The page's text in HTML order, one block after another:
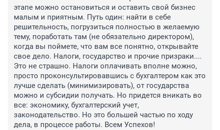
этапе можно остановиться и оставить свой бизнес
малым и приятным. Путь один: найти в себе
решительность, погрузиться полностью в желаемую
тему, поработать там (не обязательно директором),
когда вы поймете, что вам все понятно, открывайте
свое дело. Налоги, государство и прочие призраки....
Это не страшно. Налоги оплачивать вполне можно,
просто проконсультировавшись с бухгалтером как это
лучше сделать (минимизировать), от государства
можно и субсидии получать. Но придется вникать во
все: экономику, бухгалтерский учет,
законодательство. Но это большей частью по ходу
дела, в процессе работы. Всем Успехов!